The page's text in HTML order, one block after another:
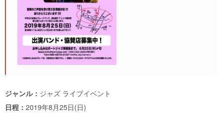
ジャンル： ジャズ ライブイベント
日程： 2019年8月25日(日)